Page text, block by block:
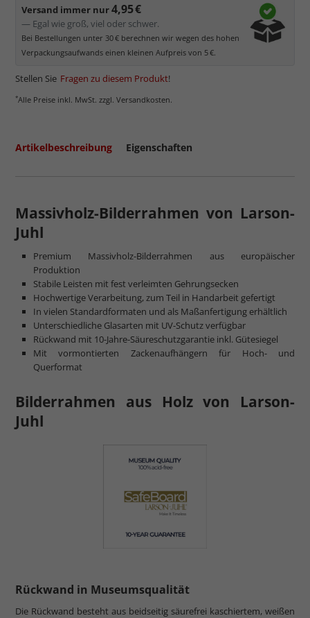
Versand immer nur4,95 €
— Egal wie groß, viel oder schwer.
Bei Bestellungen unter 30 € berechnen wir wegen des hohen
Verpackungsaufwands einen kleinen Aufpreis von 5 €.
Stellen Sie Fragen zu diesem Produkt!
*Alle Preise inkl. MwSt. zzgl. Versandkosten.
Artikelbeschreibung Eigenschaften
Massivholz-Bilderrahmen von Larson-
Juhl
Premium Massivholz-Bilderrahmen aus europäischer
Produktion
Stabile Leisten mit fest verleimten Gehrungsecken
Hochwertige Verarbeitung, zum Teil in Handarbeit gefertigt
In vielen Standardformaten und als Maßanfertigung erhältlich
Unterschiedliche Glasarten mit UV-Schutz verfügbar
Rückwand mit 10-Jahre-Säureschutzgarantie inkl. Gütesiegel
Mit vormontierten Zackenaufhängern für Hoch- und
Querformat
Bilderrahmen aus Holz von Larson-
Juhl
Rückwand in Museumsqualität
Die Rückwand besteht aus beidseitig säurefrei kaschiertem, weißen